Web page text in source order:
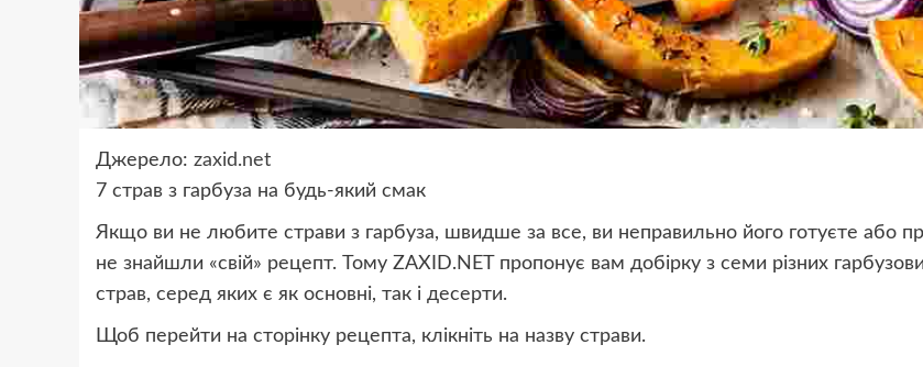
Джерело: zaxid.net
7 страв з гарбуза на будь-який смак
Якщо ви не любите страви з гарбуза, швидше за все, ви неправильно його готуєте або
не знайшли «свій» рецепт. Тому ZAXID.NET пропонує вам добірку з семи різних
страв, серед яких є як основні, так і десерти.
Щоб перейти на сторінку рецепта, клікніть на назву страви.